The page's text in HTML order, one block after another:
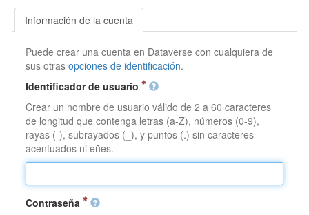
Información de la cuenta
Puede crear una cuenta en Dataverse con cualquiera de
sus otrasopciones de identificación.
Identificador de usuario
Crear un nombre de usuario válido de 2 a 60 caracteres
de longitud que contenga letras (a-Z), números (0-9),
rayas (-), subrayados (_), y puntos (.) sin caracteres
acentuados ni eñes.
Contraseña